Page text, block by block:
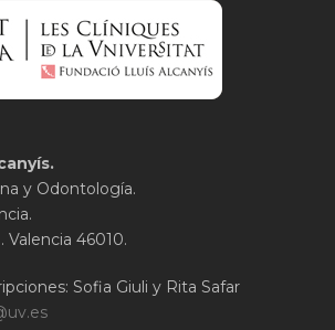
y Odontología.
Valencia 46010.
Sofia Giuli y Rita Safar